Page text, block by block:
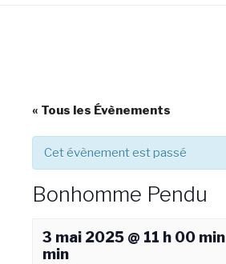
« Tous les Évènements
Cet évènement est passé
Bonhomme Pendu
3 mai 2025 @ 11 h 00 min
min